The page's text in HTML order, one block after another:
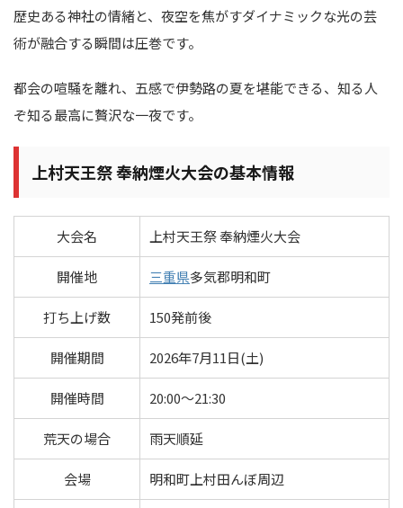
歴史ある神社の情緒と、夜空を焦がすダイナミックな光の芸
術が融合する瞬間は圧巻です。
都会の喧騒を離れ、五感で伊勢路の夏を堪能できる、知る人
ぞ知る最高に贅沢な一夜です。
上村天王祭 奉納煙火大会の基本情報
大会名 上村天王祭 奉納煙火大会
開催地 三重県多気郡明和町
打ち上げ数 150発前後
開催期間 2026年7月11日(土)
開催時間 20:00～21:30
荒天の場合 雨天順延
会場 明和町上村田んぼ周辺